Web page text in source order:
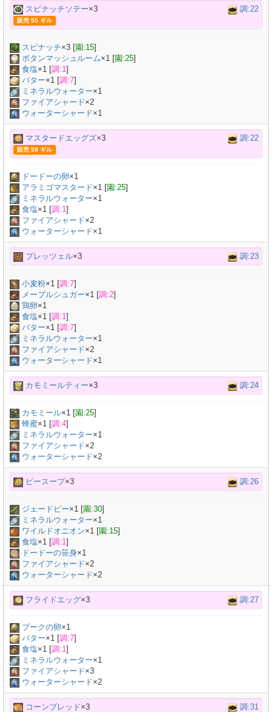
スピナッチソテー×3 調:22
販売 55 ギル
スピナッチ×3 [園:15]
ボタンマッシュルーム×1 [園:25]
食塩×1 [調:1]
バター×1 [調:7]
ミネラルウォーター×1
ファイアシャード×2
ウォーターシャード×1
マスタードエッグズ×3 調:22
販売 58 ギル
ドードーの卵×1
アラミゴマスタード×1 [園:25]
ミネラルウォーター×1
食塩×1 [調:1]
ファイアシャード×2
ウォーターシャード×1
プレッツェル×3 調:23
小麦粉×1 [調:7]
メープルシュガー×1 [調:2]
鶏卵×1
食塩×1 [調:1]
バター×1 [調:7]
ミネラルウォーター×1
ファイアシャード×2
ウォーターシャード×1
カモミールティー×3 調:24
カモミール×1 [園:25]
蜂蜜×1 [調:4]
ミネラルウォーター×1
ファイアシャード×2
ウォーターシャード×2
ピースープ×3 調:26
ジェードピー×1 [園:30]
ミネラルウォーター×1
ワイルドオニオン×1 [園:15]
食塩×1 [調:1]
ドードーの笹身×1
ファイアシャード×2
ウォーターシャード×2
フライドエッグ×3 調:27
プークの卵×1
バター×1 [調:7]
食塩×1 [調:1]
ミネラルウォーター×1
ファイアシャード×3
ウォーターシャード×2
コーンブレッド×3 調:31